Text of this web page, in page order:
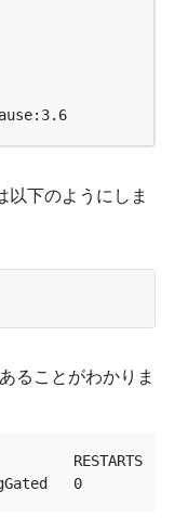
下のようにしま
ることがわかりま
RESTARTS